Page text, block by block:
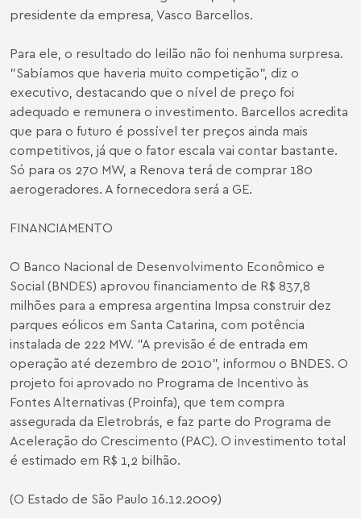
presidente da empresa, Vasco Barcellos.
Para ele, o resultado do leilão não foi nenhuma surpresa.
"Sabíamos que haveria muito competição", diz o
executivo, destacando que o nível de preço foi
adequado e remunera o investimento. Barcellos acredita
que para o futuro é possível ter preços ainda mais
competitivos, já que o fator escala vai contar bastante.
Só para os 270 MW, a Renova terá de comprar 180
aerogeradores. A fornecedora será a GE.
FINANCIAMENTO
O Banco Nacional de Desenvolvimento Econômico e
Social (BNDES) aprovou financiamento de R$ 837,8
milhões para a empresa argentina Impsa construir dez
parques eólicos em Santa Catarina, com potência
instalada de 222 MW. "A previsão é de entrada em
operação até dezembro de 2010", informou o BNDES. O
projeto foi aprovado no Programa de Incentivo às
Fontes Alternativas (Proinfa), que tem compra
assegurada da Eletrobrás, e faz parte do Programa de
Aceleração do Crescimento (PAC). O investimento total
é estimado em R$ 1,2 bilhão.
(O Estado de São Paulo 16.12.2009)